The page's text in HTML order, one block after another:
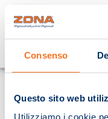
Consenso
Questo sito web
Utilizziamo i cookie
Cosa stai cercando?